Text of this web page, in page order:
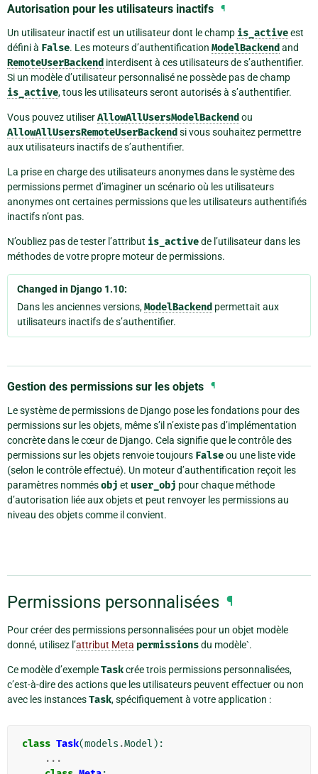
Autorisation pour les utilisateurs inactifs ¶
Un utilisateur inactif est un utilisateur dont le champ is_activeest
défini à False. Les moteurs d’authentification ModelBackend and
RemoteUserBackend interdisent à ces utilisateurs de s’authentifier.
Si un modèle d’utilisateur personnalisé ne possède pas de champ
is_active, tous les utilisateurs seront autorisés à s’authentifier.
Vous pouvez utiliserAllowAllUsersModelBackend ou
AllowAllUsersRemoteUserBackend si vous souhaitez permettre
aux utilisateurs inactifs de s’authentifier.
La prise en charge des utilisateurs anonymes dans le système des
permissions permet d’imaginer un scénario où les utilisateurs
anonymes ont certaines permissions que les utilisateurs authentifiés
inactifs n’ont pas.
N’oubliez pas de tester l’attribut is_activede l’utilisateur dans les
méthodes de votre propre moteur de permissions.
Changed in Django 1.10:
Dans les anciennes versions,ModelBackend permettait aux
utilisateurs inactifs de s’authentifier.
Gestion des permissions sur les objets ¶
Le système de permissions de Django pose les fondations pour des
permissions sur les objets, même s’il n’existe pas d’implémentation
concrète dans le cœur de Django. Cela signifie que le contrôle des
permissions sur les objets renvoie toujours Falseou une liste vide
(selon le contrôle effectué). Un moteur d’authentification reçoit les
paramètres nommésobj et user_obj pour chaque méthode
d’autorisation liée aux objets et peut renvoyer les permissions au
niveau des objets comme il convient.
Permissions personnalisées ¶
Pour créer des permissions personnalisées pour un objet modèle
donné, utilisez l’attribut Meta permissionsdu modèle`.
Ce modèle d’exempleTaskcrée trois permissions personnalisées,
c’est-à-dire des actions que les utilisateurs peuvent effectuer ou non
avec les instancesTask, spécifiquement à votre application :
class Task(models .Model ):
...